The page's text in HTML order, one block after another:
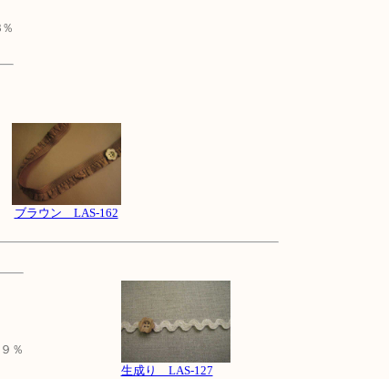
ブラウン LAS-162
％
生成り LAS-127